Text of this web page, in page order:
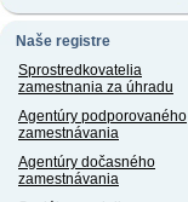
Naše registre
Sprostredkovatelia
zamestnania za úhradu
Agentúry podporovaného
zamestnávania
Agentúry dočasného
zamestnávania